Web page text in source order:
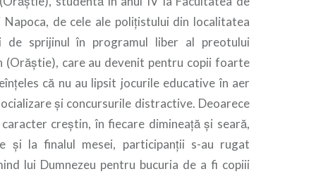
Napoca, de cele ale poliţistului din localitatea
de sprijinul în programul liber al preotului
(Orăştie), care au devenit pentru copii foarte
că nu au lipsit jocurile educative în aer
şi concursurile distractive. Deoarece
creştin, în fiecare dimineaţă şi seară,
şi la finalul mesei, participanţii s-au rugat
lui Dumnezeu pentru bucuria de a fi copiii